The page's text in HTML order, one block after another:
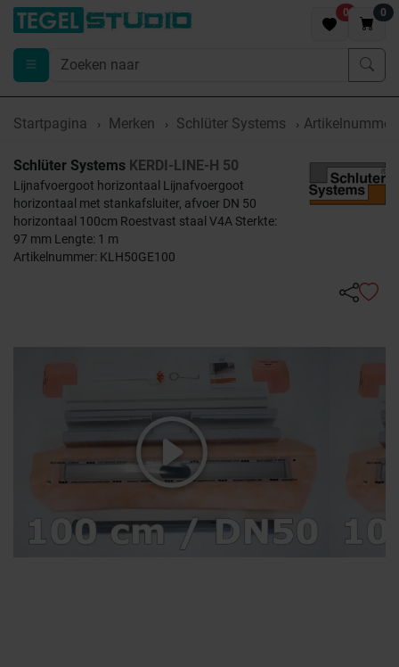
0 0
Startpagina Merken Schlüter Systems Artikelnummer
Schlüter Systems KERDI-LINE-H 50
Lijnafvoergoot horizontaal Lijnafvoergoot
horizontaal met stankafsluiter, afvoer DN 50
horizontaal 100cm Roestvast staal V4A Sterkte:
97 mm Lengte: 1 m
Artikelnummer: KLH50GE100